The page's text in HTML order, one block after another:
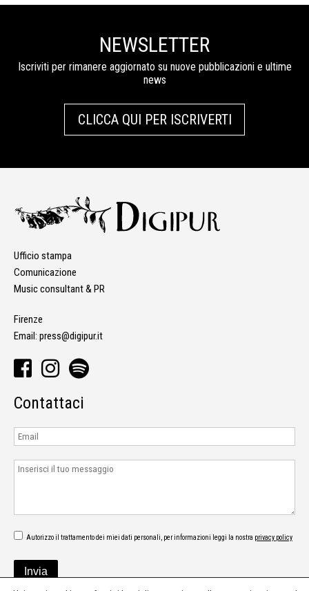
NEWSLETTER
Iscriviti per rimanere aggiornato su nuove pubblicazioni e ultime
news
CLICCA QUI PER ISCRIVERTI
Ufficio stampa
Comunicazione
Music consultant & PR
Firenze
Email: press@digipur.it
Contattaci
Autorizzo il trattamento dei miei dati personali, per informazioni leggi la nostra privacy policy